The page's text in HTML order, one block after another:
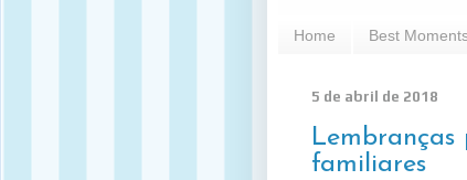
Home Best
5 de abril de 2018
familiares